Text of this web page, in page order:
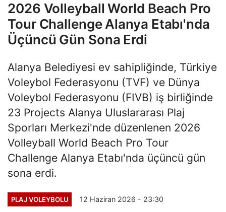
2026 Volleyball World Beach Pro
Tour Challenge Alanya Etabı'nda
Üçüncü Gün Sona Erdi
Alanya Belediyesi ev sahipliğinde, Türkiye
Voleybol Federasyonu (TVF) ve Dünya
Voleybol Federasyonu (FIVB) iş birliğinde
23 Projects Alanya Uluslararası Plaj
Sporları Merkezi'nde düzenlenen 2026
Volleyball World Beach Pro Tour
Challenge Alanya Etabı'nda üçüncü gün
sona erdi.
PLAJ VOLEYBOLU 12 Haziran 2026 - 23:30